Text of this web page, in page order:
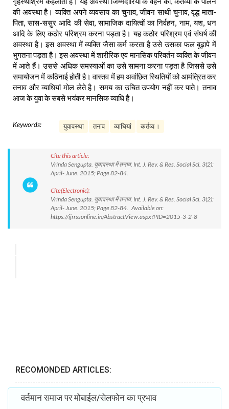
की अवस्था है। व्यक्ति अपने व्यवसाय का चुनाव, जीवन साथी चुनाव, वृद्ध माता-
पिता, सास-ससुर आदि की सेवा, सामाजिक दायित्वों का निर्वहन, नाम, यश, धन
आदि के लिए कठोर परिश्रम करना पड़ता है। यह कठोर परिश्रम एवं संघर्ष की
अवस्था है। इस अवस्था में व्यक्ति जैसा कर्म करता है उसे उसका फल बुढ़ापे में
भुगतना पड़ता है। इस अवस्था में शारीरिक एवं मानसिक परिवर्तन व्यक्ति के जीवन
में आते हैं। उससे अधिक समस्याओं का उसे सामना करना पड़ता है जिससे उसे
समायोजन में कठिनाई होती है। वास्तव में हम अवांछित स्थितियों को आमंत्रित कर
तनाव और व्याधियां मोल लेते है। समय का उचित उपयोग नहीं कर पाते। तनाव
आज के युवा के सबसे भयंकर मानसिक व्याधि है।
Keywords: युवावस्था तनाव व्याधियां कर्तव्य ।
Cite this article:
Vrinda Sengupta. युवावस्था में तनाव. Int. J. Rev. & Res. Social Sci. 3(2):
April- June. 2015; Page 82-84.
Cite(Electronic):
Vrinda Sengupta. युवावस्था में तनाव. Int. J. Rev. & Res. Social Sci. 3(2):
April- June. 2015; Page 82-84. Available on:
https://ijrrssonline.in/AbstractView.aspx?PID=2015-3-2-8
RECOMONDED ARTICLES:
वर्तमान समाज पर मोबाईल/सेलफोन का प्रभाव